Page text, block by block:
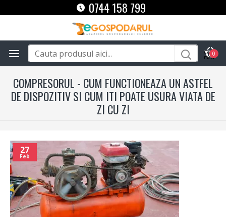
0744 158 799
0
COMPRESORUL - CUM FUNCTIONEAZA UN ASTFEL
DE DISPOZITIV SI CUM ITI POATE USURA VIATA DE
ZI CU ZI
27
Feb